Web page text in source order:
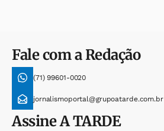
Fale com a Redação
(71) 99601-0020
jornalismoportal@grupoatarde.com.br
AssineA TARDE